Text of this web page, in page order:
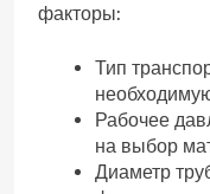
факторы:
Тип
Рабочее
на выбор
Диаметр